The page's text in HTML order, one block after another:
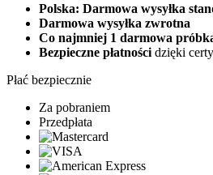
Polska: Darmowa wysyłka
Darmowa wysyłka zwrotna
Co najmniej 1 darmowa
Bezpieczne płatności dzięki
Płać bezpiecznie
Za pobraniem
Przedpłata